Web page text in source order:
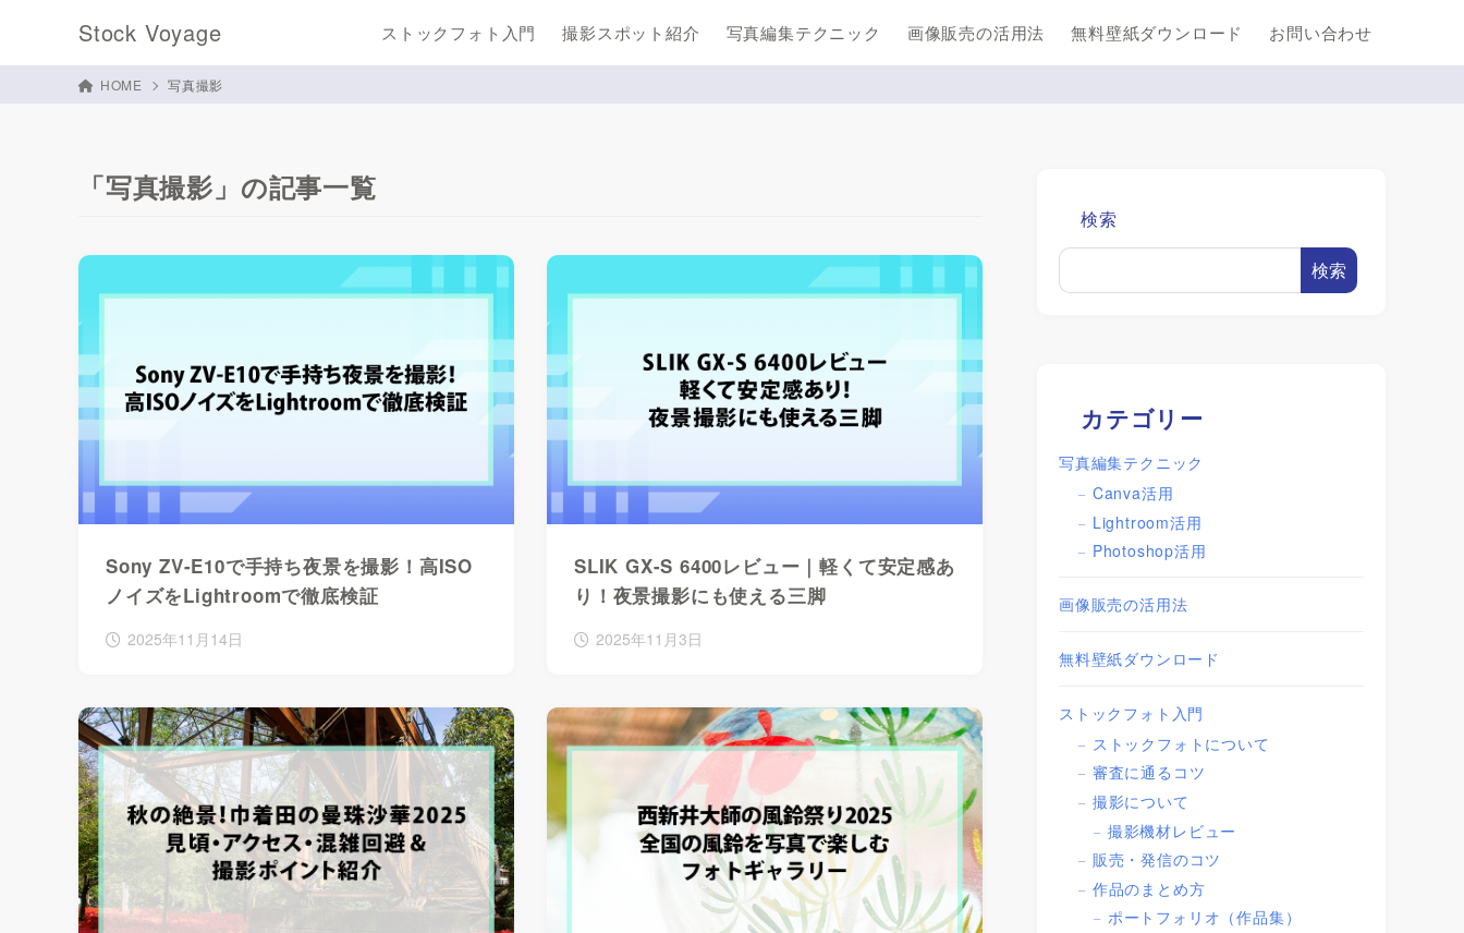
Stock Voyage ストックフォト入門 撮影スポット紹介 写真編集テクニック 画像販売の活用法 無料壁紙ダウンロード お問い合わせ
HOME 写真撮影
「写真撮影」の記事一覧
Sony ZV-E10で手持ち夜景を撮影！高ISO
ノイズをLightroomで徹底検証
2025年11月14日
SLIK GX-S 6400レビュー｜軽くて安定感あ
り！夜景撮影にも使える三脚
2025年11月3日
検索
検索
カテゴリー
写真編集テクニック
Canva活用
Lightroom活用
Photoshop活用
画像販売の活用法
無料壁紙ダウンロード
ストックフォト入門
ストックフォトについて
審査に通るコツ
撮影について
撮影機材レビュー
販売・発信のコツ
作品のまとめ方
ポートフォリオ（作品集）